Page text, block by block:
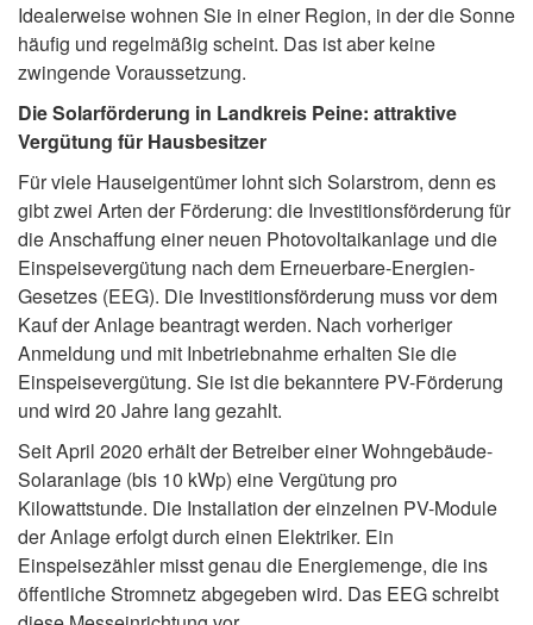
Idealerweise wohnen Sie in einer Region, in der die Sonne
häufig und regelmäßig scheint. Das ist aber keine
zwingende Voraussetzung.
Die Solarförderung in Landkreis Peine: attraktive
Vergütung für Hausbesitzer
Für viele Hauseigentümer lohnt sich Solarstrom, denn es
gibt zwei Arten der Förderung: die Investitionsförderung für
die Anschaffung einer neuen Photovoltaikanlage und die
Einspeisevergütung nach dem Erneuerbare-Energien-
Gesetzes (EEG). Die Investitionsförderung muss vor dem
Kauf der Anlage beantragt werden. Nach vorheriger
Anmeldung und mit Inbetriebnahme erhalten Sie die
Einspeisevergütung. Sie ist die bekanntere PV-Förderung
und wird 20 Jahre lang gezahlt.
Seit April 2020 erhält der Betreiber einer Wohngebäude-
Solaranlage (bis 10 kWp) eine Vergütung pro
Kilowattstunde. Die Installation der einzelnen PV-Module
der Anlage erfolgt durch einen Elektriker. Ein
Einspeisezähler misst genau die Energiemenge, die ins
öffentliche Stromnetz abgegeben wird. Das EEG schreibt